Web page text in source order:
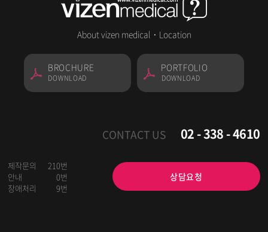
About vizen medical · Location
BROCHURE
DOWNLOAD
PORTFOLIO
DOWNLOAD
CONTACT US
제작문의
210번
안내
0번
장애처리
9번
02 - 338 - 4610
상담요청